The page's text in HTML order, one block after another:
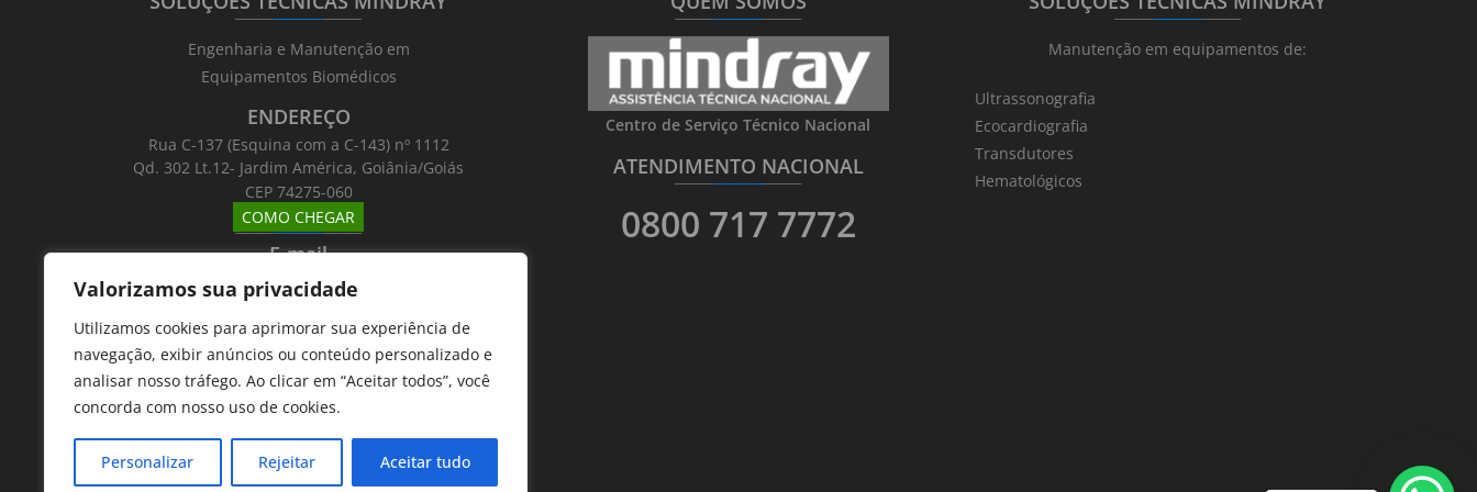
Valorizamos sua privacidade
Utilizamos cookies para aprimorar sua experiência de
navegação, exibir anúncios ou conteúdo personalizado e
analisar nosso tráfego. Ao clicar em “Aceitar todos”, você
concorda com nosso uso de cookies.
Personalizar Rejeitar Aceitar tudo
_______________________
Engenharia e Manutenção em
Equipamentos Biomédicos
ENDEREÇO
Rua C-137 (Esquina com a C-143) nº 1112
Qd. 302 Lt.12- Jardim América, Goiânia/Goiás
CEP 74275-060
COMO CHEGAR
_______________________
E-mail
Email: atntecnologiabrasil@gmail.com
Telefones
_______ ________________
62 9 8610 7777
11 9 7533 5757
_______________________
Centro de Serviço Técnico Nacional
ATENDIMENTO NACIONAL
_______________________
0800 717 7772
_______________________
Manutenção em equipamentos de:
Ultrassonografia
Ecocardiografia
Transdutores
Hematológicos